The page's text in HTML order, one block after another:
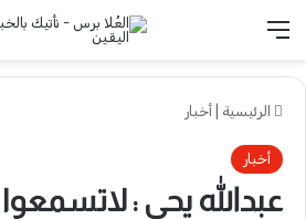
الرئيسية أخبار
أخبار
عبدالله يحي :